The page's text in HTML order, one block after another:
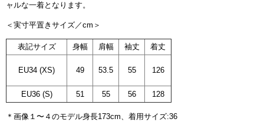
ャルな一着となります。
＜実寸平置きサイズ／cm＞
表記サイズ 身幅 肩幅 袖丈 着丈
EU34 (XS) 49 53.5 55 126
EU36 (S) 51 55 56 128
＊画像１〜４のモデル身長173cm、着用サイズ:36